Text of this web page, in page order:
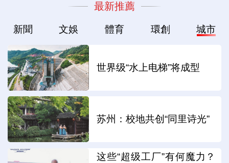
最新推薦
新聞 文娛 體育 環創 城市
世界级“水上电梯”将成型
苏州：校地共创“同里诗光”
这些“超级工厂”有何魔力？